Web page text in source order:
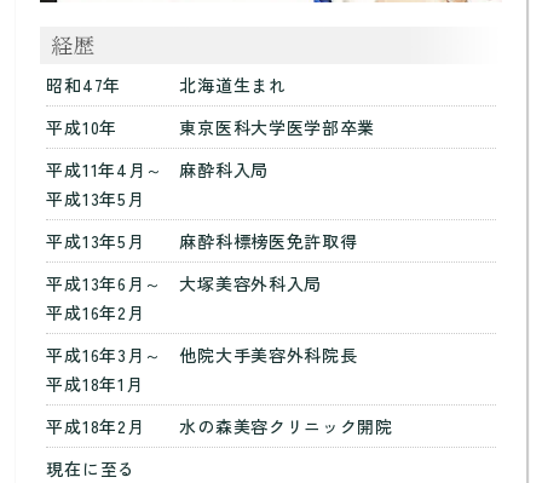
昭和47年
北海道生まれ
平成10年
東京医科大学医学部卒業
平成11年4月～
平成13年5月
麻酔科入局
平成13年5月
麻酔科標榜医免許取得
平成13年6月～
平成16年2月
大塚美容外科入局
平成16年3月～
平成18年1月
他院大手美容外科院長
平成18年2月
水の森美容クリニック開院
現在に至る